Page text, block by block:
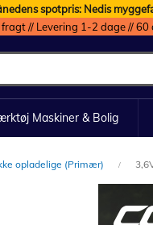
spotpris: Nedis
fragt // Levering 1-2 dage //
Maskiner & Bolig
opladelige (Primær)